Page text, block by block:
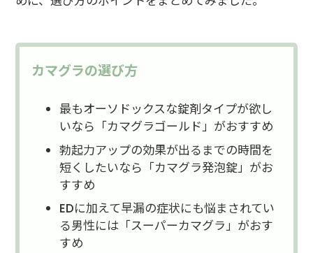
カマグラの選び方
最もオーソドックスな錠剤タイプが欲し
いなら「カマグラゴールド」がおすすめ
勃起力アップの効果が出るまでの時間を
短くしたいなら「カマグラ発泡錠」がお
すすめ
EDに加えて早漏の症状にも悩まされてい
る男性には「スーパーカマグラ」がおす
すめ